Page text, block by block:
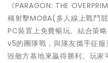
《PARAGON: THE
稱射擊MOBA(多人線上戰鬥
PC裝置上免費暢玩。結合策
v5的團隊戰，與隊友攜手征
毀敵方基地來贏得勝利。玩